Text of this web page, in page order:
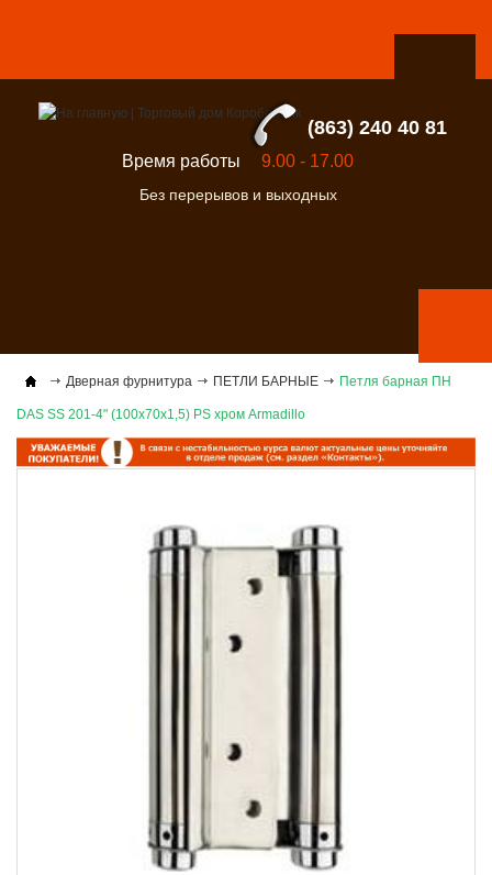
(863) 240 40 81
Время работы 9.00 - 17.00
Без перерывов и выходных
Дверная фурнитура ПЕТЛИ БАРНЫЕ Петля барная ПН
DAS SS 201-4" (100х70х1,5) PS хром Armadillo